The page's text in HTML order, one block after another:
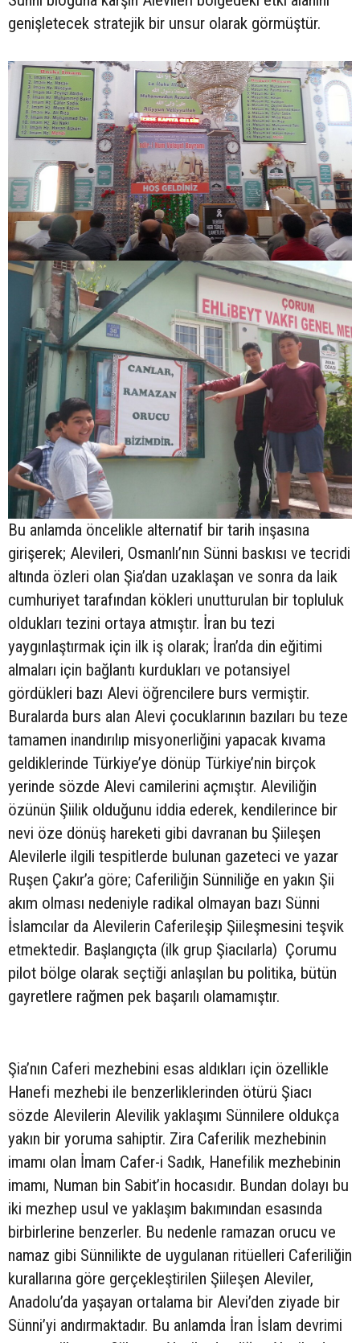
genişletecek stratejik bir unsur olarak görmüştür.
Bu anlamda öncelikle alternatif bir tarih inşasına
girişerek; Alevileri, Osmanlı’nın Sünni baskısı ve tecridi
altında özleri olan Şia’dan uzaklaşan ve sonra da laik
cumhuriyet tarafından kökleri unutturulan bir topluluk
oldukları tezini ortaya atmıştır. İran bu tezi
yaygınlaştırmak için ilk iş olarak; İran’da din eğitimi
almaları için bağlantı kurdukları ve potansiyel
gördükleri bazı Alevi öğrencilere burs vermiştir.
Buralarda burs alan Alevi çocuklarının bazıları bu teze
tamamen inandırılıp misyonerliğini yapacak kıvama
geldiklerinde Türkiye’ye dönüp Türkiye’nin birçok
yerinde sözde Alevi camilerini açmıştır. Aleviliğin
özünün Şiilik olduğunu iddia ederek, kendilerince bir
nevi öze dönüş hareketi gibi davranan bu Şiileşen
Alevilerle ilgili tespitlerde bulunan gazeteci ve yazar
Ruşen Çakır’a göre; Caferiliğin Sünniliğe en yakın Şii
akım olması nedeniyle radikal olmayan bazı Sünni
İslamcılar da Alevilerin Caferileşip Şiileşmesini teşvik
etmektedir. Başlangıçta (ilk grup Şiacılarla) Çorumu
pilot bölge olarak seçtiği anlaşılan bu politika, bütün
gayretlere rağmen pek başarılı olamamıştır.
Şia’nın Caferi mezhebini esas aldıkları için özellikle
Hanefi mezhebi ile benzerliklerinden ötürü Şiacı
sözde Alevilerin Alevilik yaklaşımı Sünnilere oldukça
yakın bir yoruma sahiptir. Zira Caferilik mezhebinin
imamı olan İmam Cafer-i Sadık, Hanefilik mezhebinin
imamı, Numan bin Sabit’in hocasıdır. Bundan dolayı bu
iki mezhep usul ve yaklaşım bakımından esasında
birbirlerine benzerler. Bu nedenle ramazan orucu ve
namaz gibi Sünnilikte de uygulanan ritüelleri Caferiliğin
kurallarına göre gerçekleştirilen Şiileşen Aleviler,
Anadolu’da yaşayan ortalama bir Alevi’den ziyade bir
Sünni’yi andırmaktadır. Bu anlamda İran İslam devrimi